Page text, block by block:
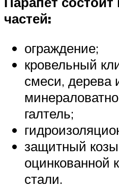
частей:
ограждение;
кровельный
смеси, дерева
галтель;
защитный
оцинкованной
стали.